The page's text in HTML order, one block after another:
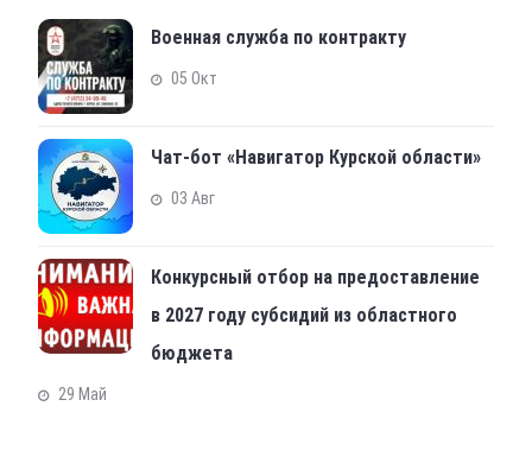
Военная служба по контракту
05 Окт
Чат-бот «Навигатор Курской области»
03 Авг
Конкурсный отбор на предоставление
в 2027 году субсидий из областного
бюджета
29 Май